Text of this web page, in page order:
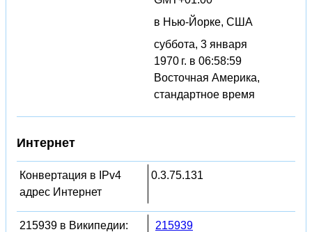
в Нью-Йорке, США
суббота, 3 января
1970 г. в 06:58:59
Восточная Америка,
стандартное время
Интернет
Конвертация в IPv4
адрес Интернет
0.3.75.131
215939 в Википедии: 215939